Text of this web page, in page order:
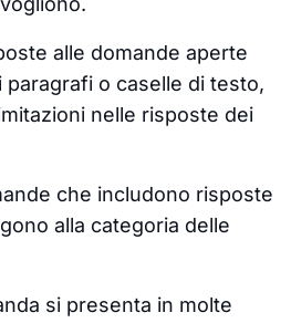
alle domande aperte
o caselle di testo,
nelle risposte dei
che includono risposte
alla categoria delle
si presenta in molte